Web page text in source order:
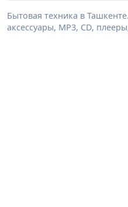
Бытовая техника в
аксессуары, MP3, CD,